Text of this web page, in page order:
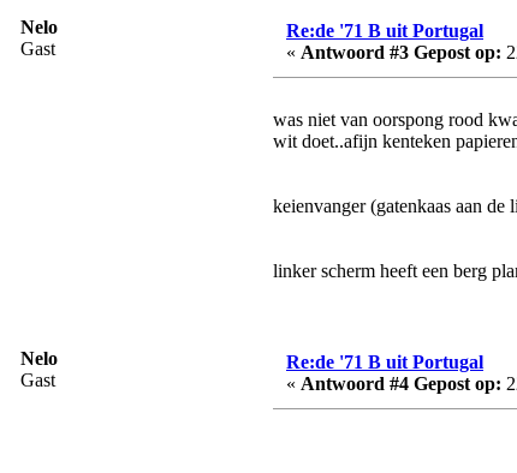
Nelo
Gast
Re:de '71 B uit Portugal
« Antwoord #3 Gepost op:
was niet van oorspong rood
wit doet..afijn kenteken
keienvanger (gatenkaas aan
linker scherm heeft een berg
Nelo
Gast
Re:de '71 B uit Portugal
« Antwoord #4 Gepost op: